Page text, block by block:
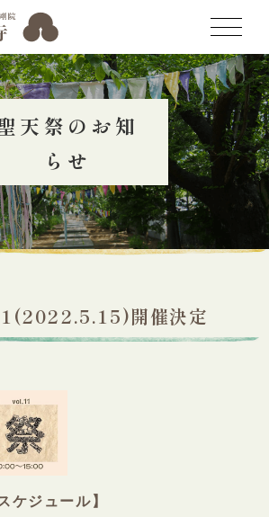
ジ
史
す思い
念珠
天祭のお知
らせ
開催決定
ケジュール】